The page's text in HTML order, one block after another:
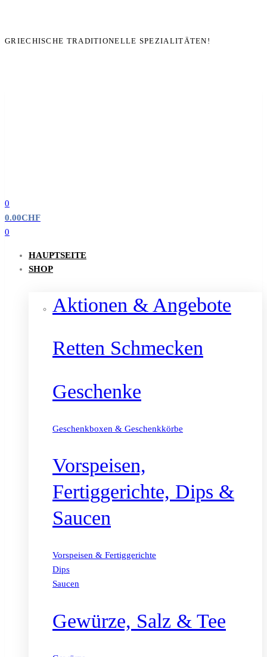
GRIECHISCHE TRADITIONELLE SPEZIALITÄTEN!
0
0.00CHF
0
HAUPTSEITE
SHOP
Aktionen & Angebote
Retten Schmecken
Geschenke
Geschenkboxen & Geschenkkörbe
Vorspeisen,
Fertiggerichte, Dips &
Saucen
Vorspeisen & Fertiggerichte
Dips
Saucen
Gewürze, Salz & Tee